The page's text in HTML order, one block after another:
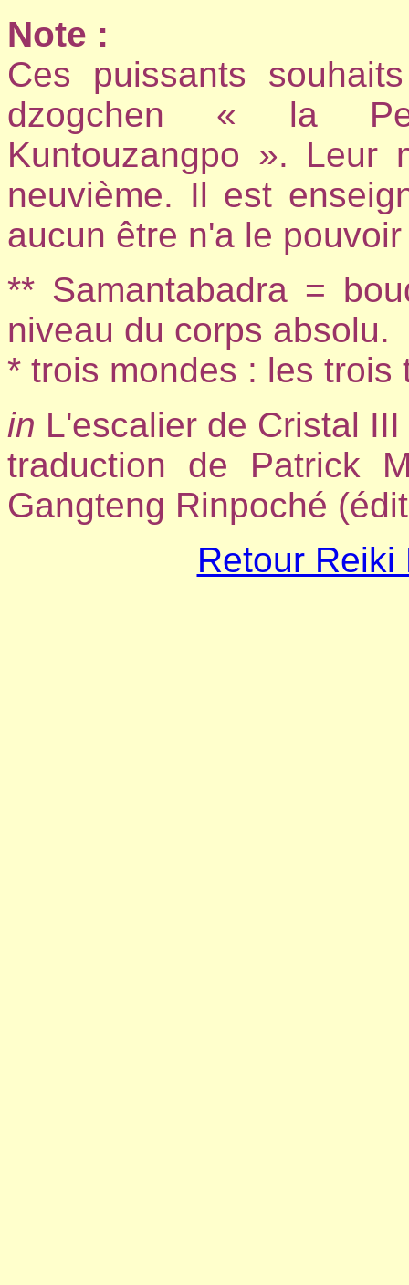
Note :
Ces puissants
dzogchen « la
Kuntouzangpo ». Leur
neuvième. Il est
aucun être n'a le
** Samantabadra =
niveau du corps absolu.
* trois mondes : les
in L'escalier de Cristal
traduction de Patrick
Gangteng Rinpoché
Retour Reiki